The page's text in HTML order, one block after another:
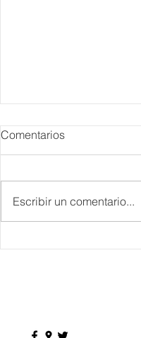
Comentarios
Escribir un comentario...